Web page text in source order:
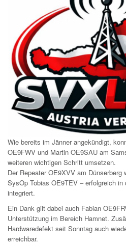
Wie bereits im Jänner angekündigt,
OE9FWV und Martin OE9SAU am
weiteren wichtigen Schritt umsetzen.
Der Repeater OE9XVV am
SysOp Tobias OE9TEV – erfolgreich in
integriert.
Ein Dank gilt dabei auch Fabian
Unterstützung im Bereich Hamnet.
Hardwaredefekt seit Sonntag auch
erreichbar.